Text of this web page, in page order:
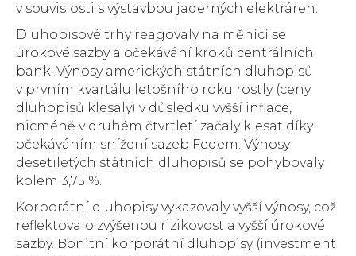
v souvislosti s výstavbou jaderných elektráren.
Dluhopisové trhy reagovaly na měnící se
úrokové sazby a očekávání kroků centrálních
bank. Výnosy amerických státních dluhopisů
v prvním kvartálu letošního roku rostly (ceny
dluhopisů klesaly) v důsledku vyšší inflace,
nicméně v druhém čtvrtletí začaly klesat díky
očekáváním snížení sazeb Fedem. Výnosy
desetiletých státních dluhopisů se pohybovaly
kolem 3,75 %.
Korporátní dluhopisy vykazovaly vyšší výnosy, což
reflektovalo zvýšenou rizikovost a vyšší úrokové
sazby. Bonitní korporátní dluhopisy (investment